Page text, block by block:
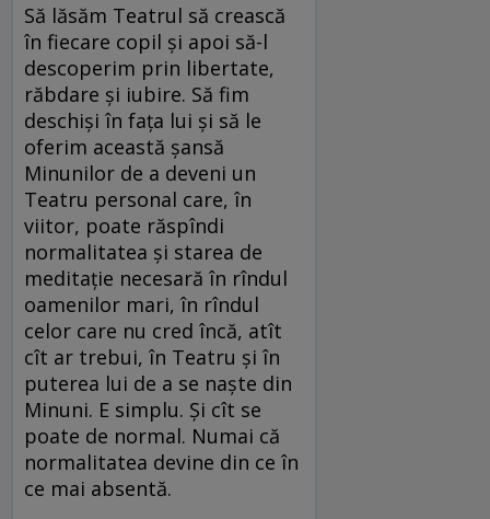
Să lăsăm Teatrul să crească
în fiecare copil şi apoi să-l
descoperim prin libertate,
răbdare şi iubire. Să fim
deschişi în faţa lui şi să le
oferim această şansă
Minunilor de a deveni un
Teatru personal care, în
viitor, poate răspîndi
normalitatea şi starea de
meditaţie necesară în rîndul
oamenilor mari, în rîndul
celor care nu cred încă, atît
cît ar trebui, în Teatru şi în
puterea lui de a se naşte din
Minuni. E simplu. Şi cît se
poate de normal. Numai că
normalitatea devine din ce în
ce mai absentă.